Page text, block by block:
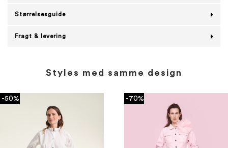
Størrelsesguide
Fragt & levering
Styles med samme design
-50% -70%